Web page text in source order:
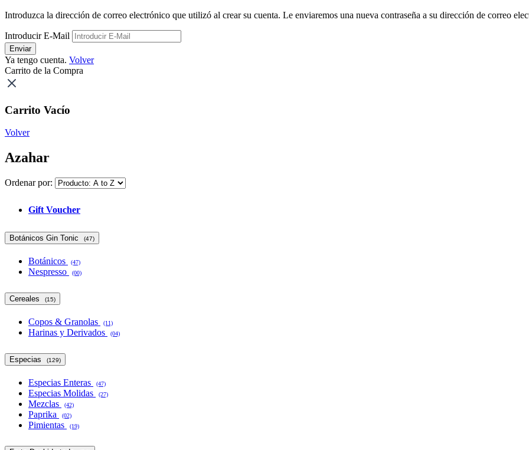
Introduzca la dirección de correo electrónico que utilizó al crear su cuenta. Le enviaremos una nueva contraseña a su dirección de correo
Introducir E-Mail
Enviar
Ya tengo cuenta. Volver
Carrito de la Compra
Carrito Vacío
Volver
Azahar
Ordenar por:
Gift Voucher
Botánicos Gin Tonic (47)
Botánicos (47)
Nespresso (00)
Cereales (15)
Copos & Granolas (11)
Harinas y Derivados (04)
Especias (129)
Especias Enteras (47)
Especias Molidas (27)
Mezclas (42)
Paprika (02)
Pimientas (19)